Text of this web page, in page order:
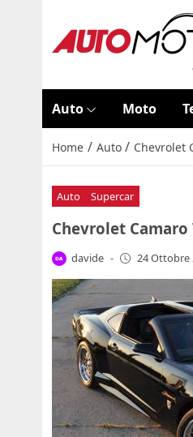
Auto Moto
Home / Auto / Chevrolet
Auto Supercar
Chevrolet
davide - 24 Ottobre